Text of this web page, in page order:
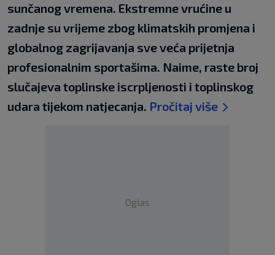
sunčanog vremena. Ekstremne vrućine u
zadnje su vrijeme zbog klimatskih promjena i
globalnog zagrijavanja sve veća prijetnja
profesionalnim sportašima. Naime, raste broj
slučajeva toplinske iscrpljenosti i toplinskog
udara tijekom natjecanja. Pročitaj više
Oglas